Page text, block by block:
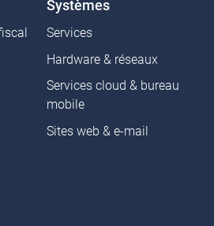
Systèmes
Services
Hardware & réseaux
Services cloud & bureau
mobile
Sites web & e-mail